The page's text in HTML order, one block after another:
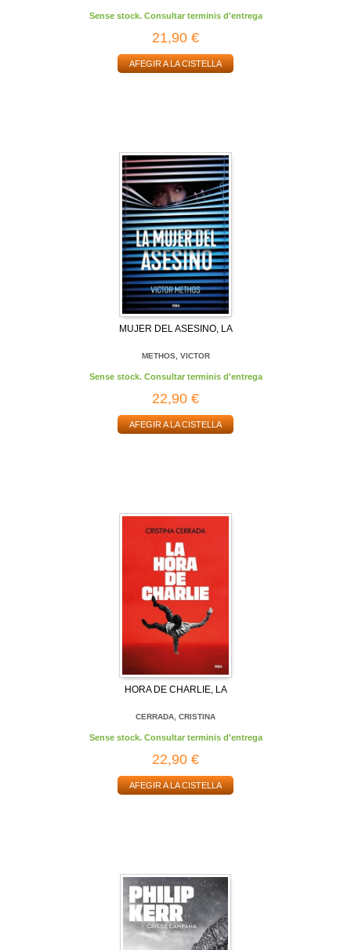
Sense stock. Consultar terminis d'entrega
21,90 €
AFEGIR A LA CISTELLA
MUJER DEL ASESINO, LA
METHOS, VICTOR
Sense stock. Consultar terminis d'entrega
22,90 €
AFEGIR A LA CISTELLA
HORA DE CHARLIE, LA
CERRADA, CRISTINA
Sense stock. Consultar terminis d'entrega
22,90 €
AFEGIR A LA CISTELLA